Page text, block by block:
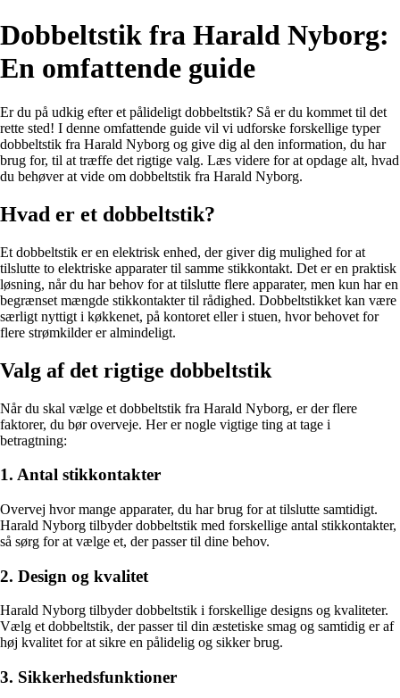
Dobbeltstik fra Harald Nyborg:
En omfattende guide
Er du på udkig efter et pålideligt dobbeltstik? Så er du kommet til det
rette sted! I denne omfattende guide vil vi udforske forskellige typer
dobbeltstik fra Harald Nyborg og give dig al den information, du har
brug for, til at træffe det rigtige valg. Læs videre for at opdage alt, hvad
du behøver at vide om dobbeltstik fra Harald Nyborg.
Hvad er et dobbeltstik?
Et dobbeltstik er en elektrisk enhed, der giver dig mulighed for at
tilslutte to elektriske apparater til samme stikkontakt. Det er en praktisk
løsning, når du har behov for at tilslutte flere apparater, men kun har en
begrænset mængde stikkontakter til rådighed. Dobbeltstikket kan være
særligt nyttigt i køkkenet, på kontoret eller i stuen, hvor behovet for
flere strømkilder er almindeligt.
Valg af det rigtige dobbeltstik
Når du skal vælge et dobbeltstik fra Harald Nyborg, er der flere
faktorer, du bør overveje. Her er nogle vigtige ting at tage i
betragtning:
1. Antal stikkontakter
Overvej hvor mange apparater, du har brug for at tilslutte samtidigt.
Harald Nyborg tilbyder dobbeltstik med forskellige antal stikkontakter,
så sørg for at vælge et, der passer til dine behov.
2. Design og kvalitet
Harald Nyborg tilbyder dobbeltstik i forskellige designs og kvaliteter.
Vælg et dobbeltstik, der passer til din æstetiske smag og samtidig er af
høj kvalitet for at sikre en pålidelig og sikker brug.
3. Sikkerhedsfunktioner